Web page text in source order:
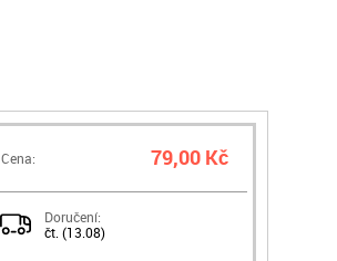
Cena: 79,00 Kč
Doručení:
čt. (13.08)